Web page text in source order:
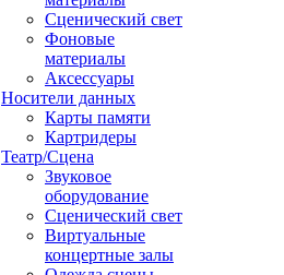
Сценический свет
Фоновые
материалы
Аксессуары
Носители данных
Карты памяти
Картридеры
Театр/Сцена
Звуковое
оборудование
Сценический свет
Виртуальные
концертные залы